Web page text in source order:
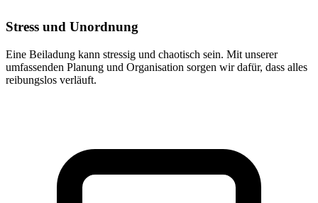
Stress und Unordnung
Eine Beiladung kann stressig und chaotisch sein. Mit unserer
umfassenden Planung und Organisation sorgen wir dafür, dass alles
reibungslos verläuft.